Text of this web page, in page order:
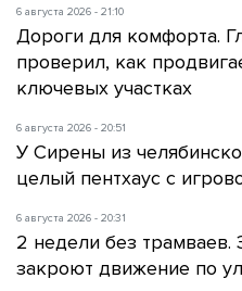
6 августа 2026 - 21:10
Дороги для комфорта.
проверил, как
ключевых участках
6 августа 2026 - 20:51
У Сирены из
целый пентхаус с
6 августа 2026 - 20:31
2 недели без трамваев.
закроют движение по